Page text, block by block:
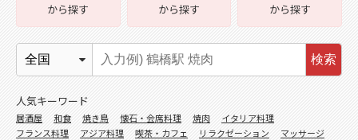
から探す
から探す
から探す
検索
人気キーワード
居酒屋 和食 焼き鳥 懐石・会席料理 焼肉
イタリア料理
フランス料理
アジア料理 喫茶・カフェ リラクゼーション
マッサージ